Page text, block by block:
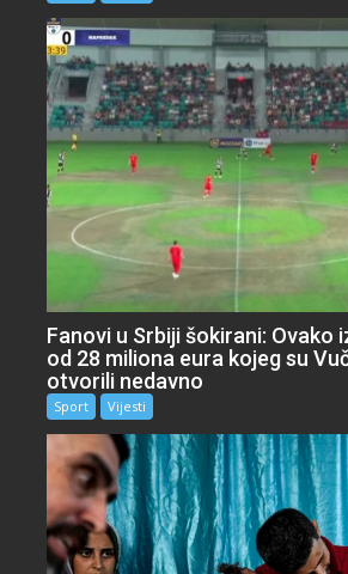
Fanovi u Srbiji šokirani: Ovako
od 28 miliona eura kojeg su
otvorili nedavno
Sport Vijesti